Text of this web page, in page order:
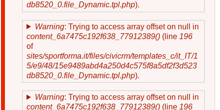
db8520_0.file_Dynamic.tpl.php).
Warning: Trying to access array offset on null in
content_6a7475c192f638_77912389() (line 196
of
sites/sportforma.it/files/civicrm/templates_c/it_IT/1
5/e9/48/15e9489abd4a250d4c575f8a5df2f3d523
db8520_0.file_Dynamic.tpl.php).
Warning: Trying to access array offset on null in
content_6a7475c192f638_77912389() (line 196